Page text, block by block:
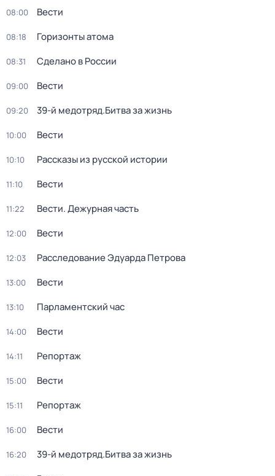
08:00 Вести
08:18 Горизонты атома
08:31 Сделано в России
09:00 Вести
09:20 39-й медотряд.Битва за жизнь
10:00 Вести
10:10 Рассказы из русской истории
11:10 Вести
11:22 Вести. Дежурная часть
12:00 Вести
12:03 Расследование Эдуарда Петрова
13:00 Вести
13:10 Парламентский час
14:00 Вести
14:11 Репортаж
15:00 Вести
15:11 Репортаж
16:00 Вести
16:20 39-й медотряд.Битва за жизнь